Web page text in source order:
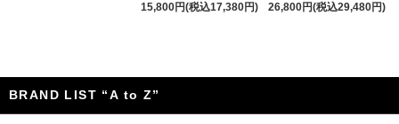
15,800円(税込17,380円)
26,800円(税込29,480円)
BRAND LIST “A to Z”